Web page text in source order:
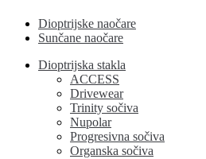
Dioptrijske naočare
Sunčane naočare
Dioptrijska stakla
ACCESS
Drivewear
Trinity sočiva
Nupolar
Progresivna sočiva
Organska sočiva